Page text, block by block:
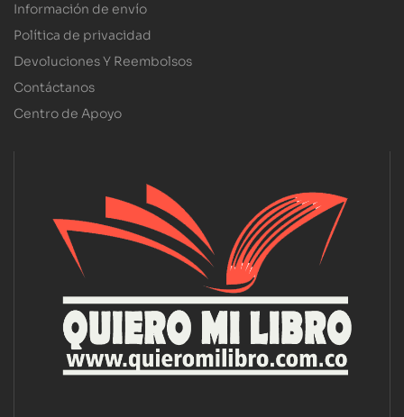
Información de envío
Política de privacidad
Devoluciones Y Reembolsos
Contáctanos
Centro de Apoyo